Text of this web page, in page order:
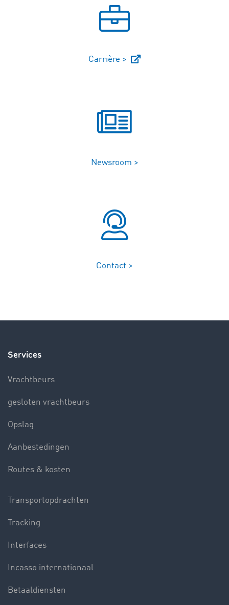
Carrière >
Newsroom >
Contact >
Services
Vrachtbeurs
gesloten vrachtbeurs
Opslag
Aanbestedingen
Routes & kosten
Transportopdrachten
Tracking
Interfaces
Incasso internationaal
Betaaldiensten